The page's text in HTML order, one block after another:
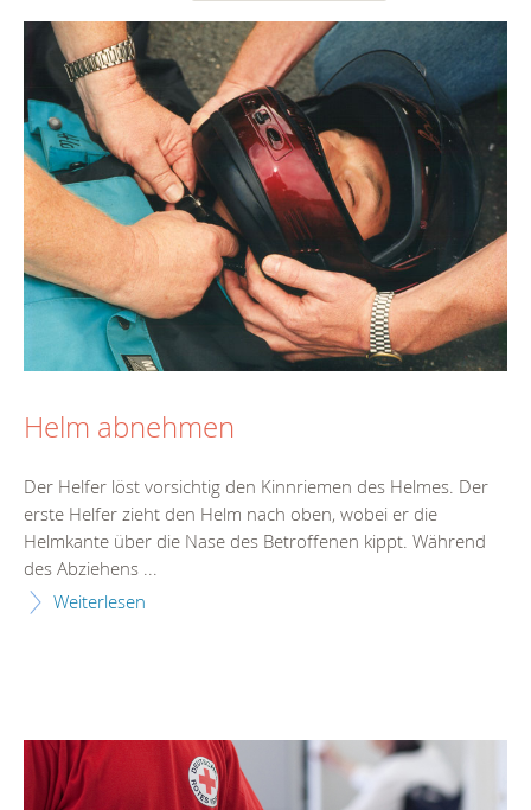
Helm abnehmen
Der Helfer löst vorsichtig den Kinnriemen des Helmes. Der
erste Helfer zieht den Helm nach oben, wobei er die
Helmkante über die Nase des Betroffenen kippt. Während
des Abziehens ...
Weiterlesen